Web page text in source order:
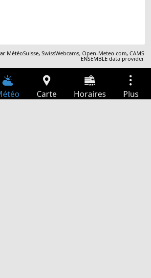
MétéoSuisse,SwissWebcams,Open-Meteo.com,CAMS
ENSEMBLE data provider
Carte Horaires Plus